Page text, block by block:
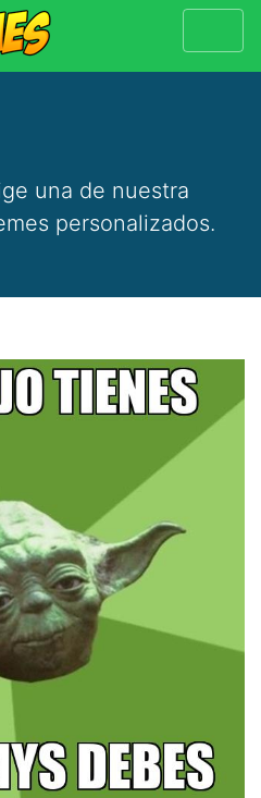
una de nuestra
personalizados.